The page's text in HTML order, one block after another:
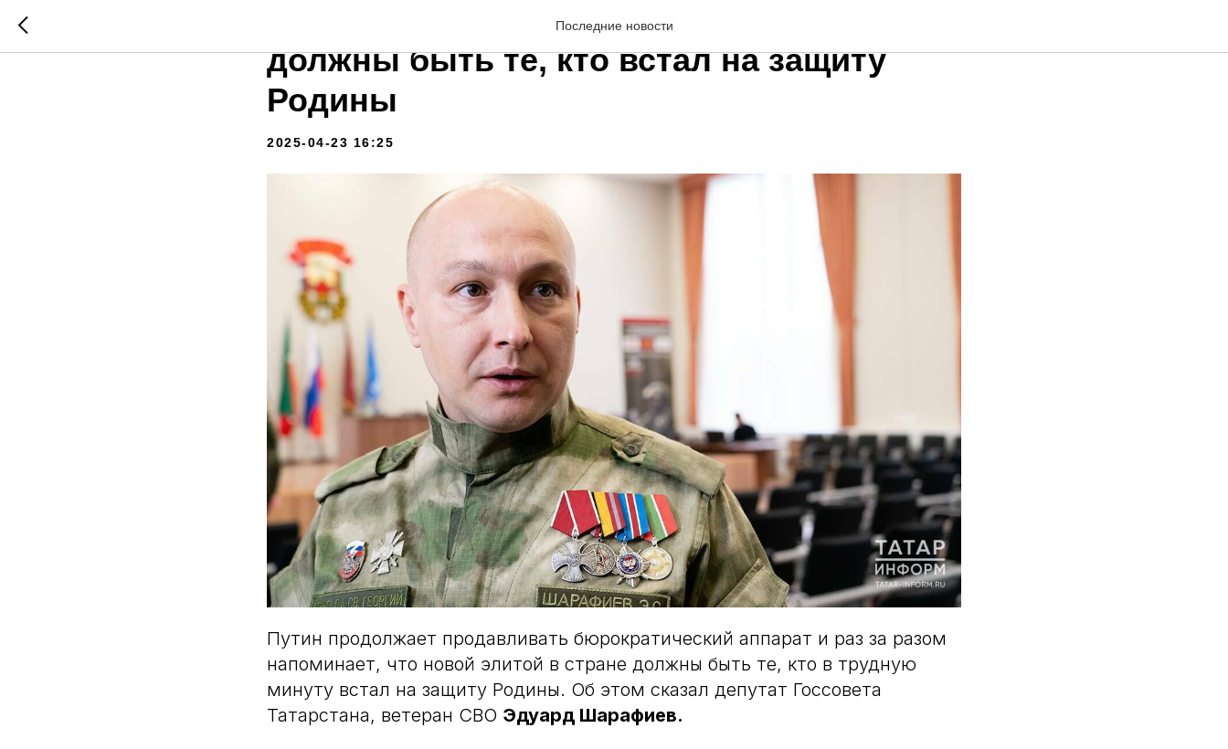
Последние новости
Эдуард Шарафиев: новой элитой
должны быть те, кто встал на защиту
Родины
2025-04-23 16:25
Путин продолжает продавливать бюрократический аппарат и раз за разом
напоминает, что новой элитой в стране должны быть те, кто в трудную
минуту встал на защиту Родины. Об этом сказал депутат Госсовета
Татарстана, ветеран СВО Эдуард Шарафиев.